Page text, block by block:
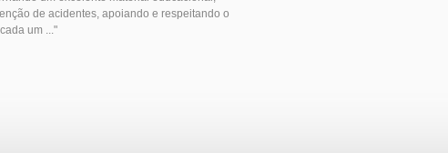
de acidentes, apoiando e respeitando o
um ..."